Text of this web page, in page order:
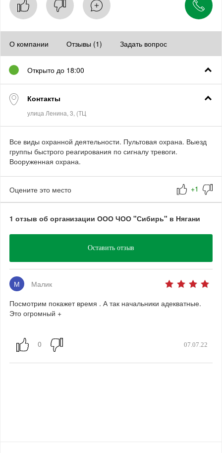
О компании Отзывы (1) Задать вопрос
Открыто до 18:00
Контакты
Все виды охранной деятельности. Пультовая охрана. Выезд
группы быстрого реагирования по сигналу тревоги.
Вооруженная охрана.
Оцените это место
1 отзыв об организации ООО ЧОО "Сибирь" в Нягани
Оставить отзыв
М
Малик
Посмотрим покажет время . А так начальники адекватные.
Это огромный +
07.07.22